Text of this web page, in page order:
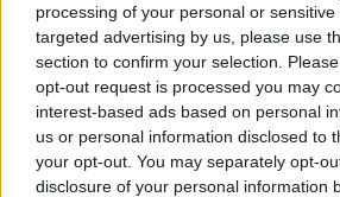
processing of your personal or
targeted advertising by us, please use
section to confirm your selection.
opt-out request is processed you may
interest-based ads based on personal
us or personal information disclosed to
your opt-out. You may separately opt-
disclosure of your personal information
Για ακόμη περισσότερανέα ,
ειδήσεωντου E-Daily.gr
Ακολουθήστε το E-Radio.gr
ΔΙΑΦΗΜΙΣΗ